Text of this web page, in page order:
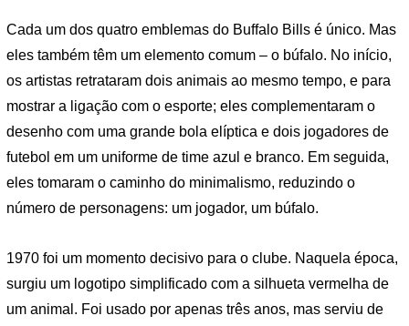
Cada um dos quatro emblemas do Buffalo Bills é único. Mas
eles também têm um elemento comum – o búfalo. No início,
os artistas retrataram dois animais ao mesmo tempo, e para
mostrar a ligação com o esporte; eles complementaram o
desenho com uma grande bola elíptica e dois jogadores de
futebol em um uniforme de time azul e branco. Em seguida,
eles tomaram o caminho do minimalismo, reduzindo o
número de personagens: um jogador, um búfalo.
1970 foi um momento decisivo para o clube. Naquela época,
surgiu um logotipo simplificado com a silhueta vermelha de
um animal. Foi usado por apenas três anos, mas serviu de